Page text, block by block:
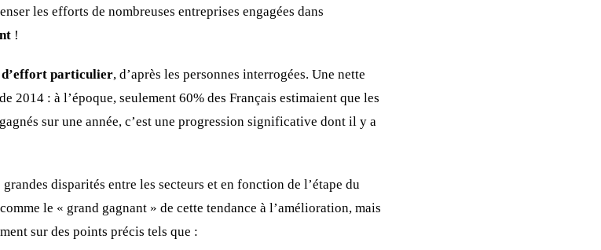
les efforts de nombreuses entreprises engagées dans
!
d’effort particulier, d’après les personnes interrogées. Une nette
2014 : à l’époque, seulement 60% des Français estimaient que les
sur une année, c’est une progression significative dont il y a
disparités entre les secteurs et en fonction de l’étape du
le « grand gagnant » de cette tendance à l’amélioration, mais
sur des points précis tels que :